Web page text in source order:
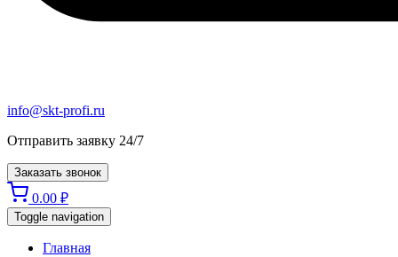
info@skt-profi.ru
Отправить заявку 24/7
Заказать звонок
0.00 ₽
Toggle navigation
Главная